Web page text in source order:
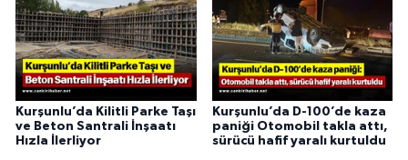
Kurşunlu’da Kilitli Parke Taşı
ve Beton Santrali İnşaatı
Hızla İlerliyor
Kurşunlu’da D-100’de kaza
paniği Otomobil takla attı,
sürücü hafif yaralı kurtuldu